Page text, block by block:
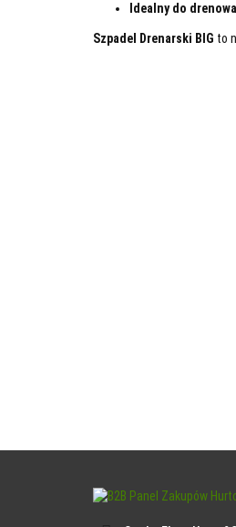
Idealny do
Szpadel Drenarski BIG to